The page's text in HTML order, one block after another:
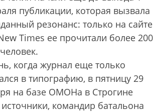
публикации, которая вызвала
резонанс: только на сайте
Times ее прочитали более 200
когда журнал еще только
в типографию, в пятницу 29
на базе ОМОНа в Строгине
командир батальона